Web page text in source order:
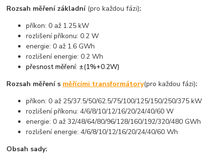
Rozsah měření základní (pro každou fázi):
příkon: 0 až 1.25 kW
rozlišení příkonu: 0.2 W
energie: 0 až 1.6 GWh
rozlišení energie: 0.2 Wh
přesnost měření: ±(1%+0.2W)
Rozsah měření s měřícími transformátory(pro každou fázi):
příkon: 0 až 25/37.5/50/62.5/75/100/125/150/250/375 kW
rozlišení příkonu: 4/6/8/10/12/16/20/24/40/60 W
energie: 0 až 32/48/64/80/96/128/160/192/320/480 GWh
rozlišení energie: 4/6/8/10/12/16/20/24/40/60 Wh
Obsah sady: